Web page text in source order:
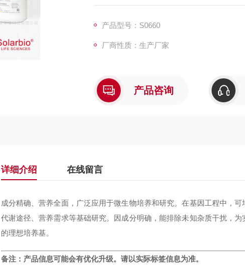
产品型号：S0660
厂商性质：生产厂家
产品咨询
详细介绍 在线留言
成分精确、营养全面，广泛应用于微生物培养和研究。在基因工程中，
代谢途径、营养需求等基础研究。因成分明确，能排除未知杂质干扰，
的理想培养基。
备注： 产品信息可能会有优化升级。请以实际标签信息为准。